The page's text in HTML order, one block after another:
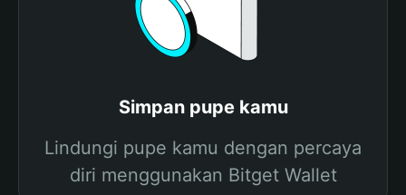
Simpan pupe kamu
Lindungi pupe kamu dengan percaya
diri menggunakan Bitget Wallet